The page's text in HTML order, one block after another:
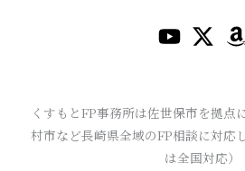
くすもとFP事務所は佐世保市を拠点
村市など長崎県全域のFP相談に対応
は全国対応）